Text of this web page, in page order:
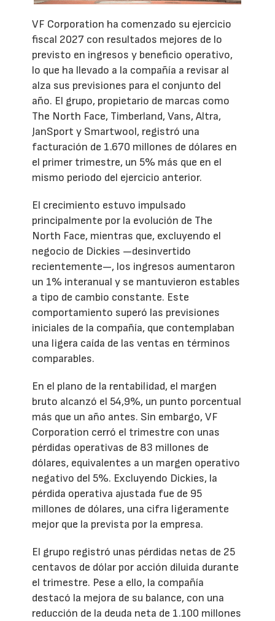
VF Corporation ha comenzado su ejercicio
fiscal 2027 con resultados mejores de lo
previsto en ingresos y beneficio operativo,
lo que ha llevado a la compañía a revisar al
alza sus previsiones para el conjunto del
año. El grupo, propietario de marcas como
The North Face, Timberland, Vans, Altra,
JanSport y Smartwool, registró una
facturación de 1.670 millones de dólares en
el primer trimestre, un 5% más que en el
mismo periodo del ejercicio anterior.
El crecimiento estuvo impulsado
principalmente por la evolución de The
North Face, mientras que, excluyendo el
negocio de Dickies —desinvertido
recientemente—, los ingresos aumentaron
un 1% interanual y se mantuvieron estables
a tipo de cambio constante. Este
comportamiento superó las previsiones
iniciales de la compañía, que contemplaban
una ligera caída de las ventas en términos
comparables.
En el plano de la rentabilidad, el margen
bruto alcanzó el 54,9%, un punto porcentual
más que un año antes. Sin embargo, VF
Corporation cerró el trimestre con unas
pérdidas operativas de 83 millones de
dólares, equivalentes a un margen operativo
negativo del 5%. Excluyendo Dickies, la
pérdida operativa ajustada fue de 95
millones de dólares, una cifra ligeramente
mejor que la prevista por la empresa.
El grupo registró unas pérdidas netas de 25
centavos de dólar por acción diluida durante
el trimestre. Pese a ello, la compañía
destacó la mejora de su balance, con una
reducción de la deuda neta de 1.100 millones